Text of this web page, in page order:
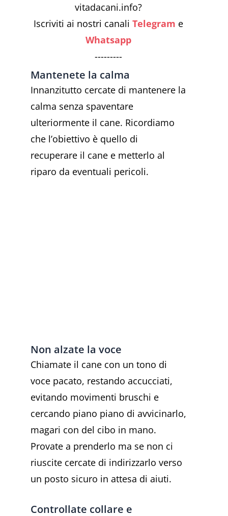
vitadacani.info?
Iscriviti ai nostri canali Telegram e
Whatsapp
---------
Mantenete la calma
Innanzitutto cercate di mantenere la
calma senza spaventare
ulteriormente il cane. Ricordiamo
che l’obiettivo è quello di
recuperare il cane e metterlo al
riparo da eventuali pericoli.
Non alzate la voce
Chiamate il cane con un tono di
voce pacato, restando accucciati,
evitando movimenti bruschi e
cercando piano piano di avvicinarlo,
magari con del cibo in mano.
Provate a prenderlo ma se non ci
riuscite cercate di indirizzarlo verso
un posto sicuro in attesa di aiuti.
Controllate collare e